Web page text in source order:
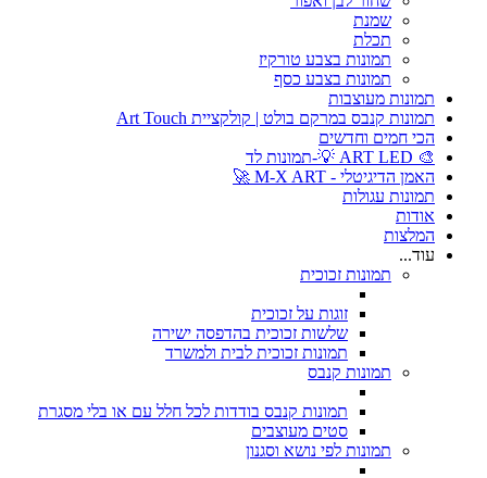
שמנת
תכלת
תמונות בצבע טורקיז
תמונות בצבע כסף
תמונות מעוצבות
תמונות קנבס במרקם בולט | קולקציית Art Touch
הכי חמים וחדשים
🎨 ART LED 💡-תמונות לד
האמן הדיגיטלי - M-X ART 🚀
תמונות עגולות
אודות
המלצות
עוד...
תמונות זכוכית
זוגות על זכוכית
שלשות זכוכית בהדפסה ישירה
תמונות זכוכית לבית ולמשרד
תמונות קנבס
תמונות קנבס בודדות לכל חלל עם או בלי מסגרת
סטים מעוצבים
תמונות לפי נושא וסגנון